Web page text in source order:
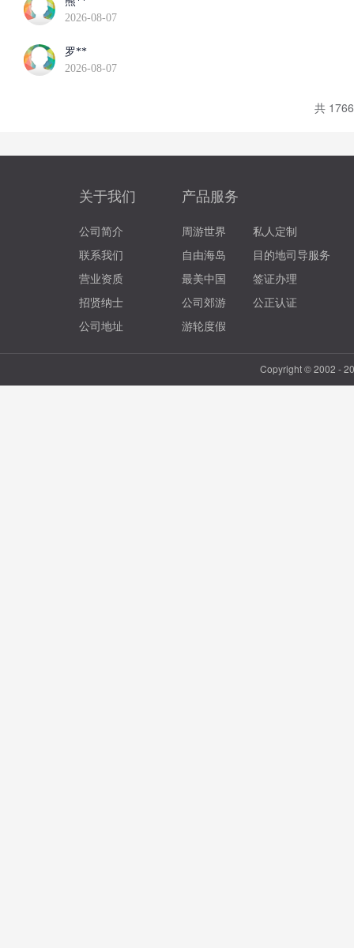
2026-08-07
罗**
2026-08-07
共
关于我们
公司简介
联系我们
营业资质
招贤纳士
公司地址
产品服务
周游世界
私人定制
自由海岛
目的地司导服务
最美中国
签证办理
公司郊游
公正认证
游轮度假
Copyright © 2002 -